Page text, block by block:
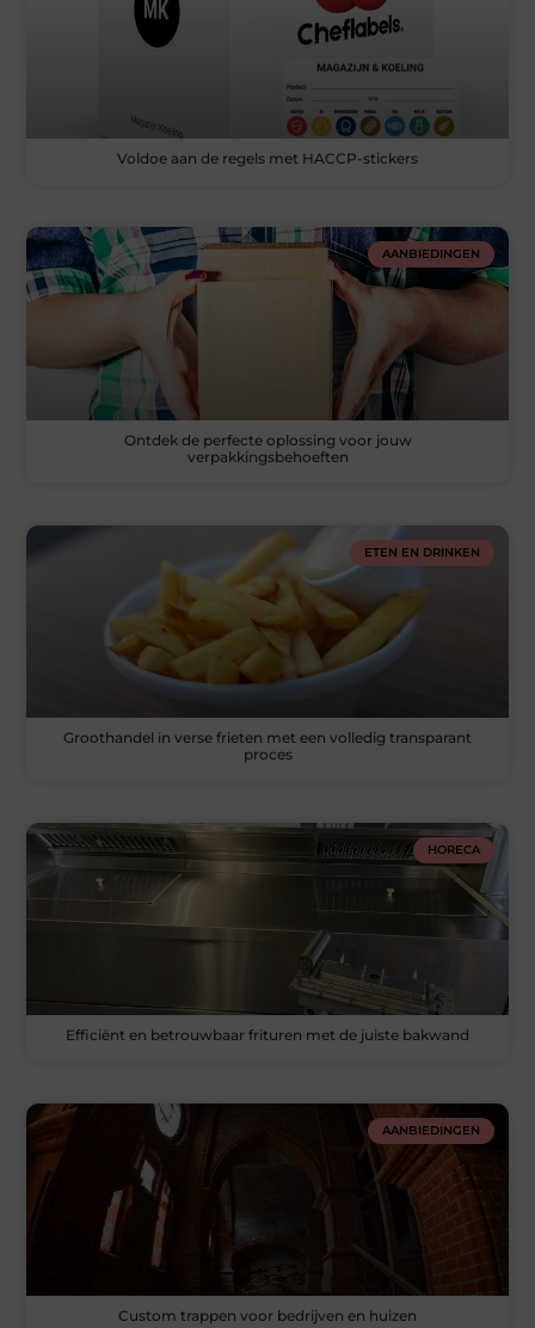
Voldoe aan de regels met HACCP-stickers
AANBIEDINGEN
Ontdek de perfecte oplossing voor jouw
verpakkingsbehoeften
ETEN EN DRINKEN
Groothandel in verse frieten met een volledig transparant
proces
HORECA
Efficiënt en betrouwbaar frituren met de juiste bakwand
AANBIEDINGEN
Custom trappen voor bedrijven en huizen